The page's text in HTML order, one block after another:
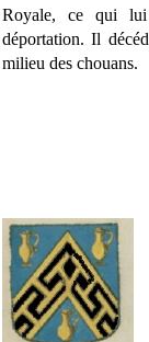
Royale, ce qui lui
déportation. Il
milieu des chouans.